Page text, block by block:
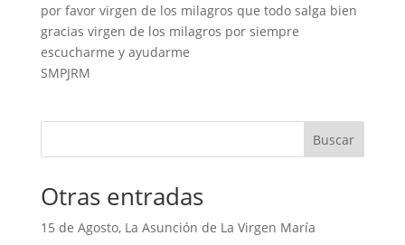
por favor virgen de los milagros que todo salga bien
gracias virgen de los milagros por siempre
escucharme y ayudarme
SMPJRM
Buscar
Otras entradas
15 de Agosto, La Asunción de La Virgen María